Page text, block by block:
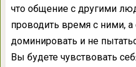
что общение с другими
проводить время с ними, а
доминировать и не
Вы будете чувствовать